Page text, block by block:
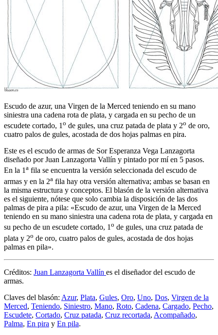
Escudo de azur, una Virgen de la Merced teniendo en su mano
siniestra una cadena rota de plata, y cargada en su pecho de un
escudete cortado, 1 o de gules, una cruz patada de plata y 2o de oro,
cuatro palos de gules, acostada de dos hojas palmas en pira.
Este es el escudo de armas de Sor Esperanza Vega Lanzagorta
diseñado por Juan Lanzagorta Vallín y pintado por mí en 5 pasos.
En la 1a fila se encuentra la versión seleccionada del escudo de
armas y en la 2a fila hay otra versión alternativa; ambas se basan en
la misma estructura y conceptos. El blasón de la versión alternativa
es el siguiente, nótese que solo cambia la disposición de las dos
palmas de pira a pila: «Escudo de azur, una Virgen de la Merced
teniendo en su mano siniestra una cadena rota de plata, y cargada en
su pecho de un escudete cortado, 1 o de gules, una cruz patada de
plata y 2o de oro, cuatro palos de gules, acostada de dos hojas
palmas en pila».
Créditos: Juan Lanzagorta Vallín es el diseñador del escudo de
armas.
Claves del blasón: Azur, Plata, Gules, Oro, Uno, Dos, Virgen de la
Merced, Teniendo, Siniestro, Mano, Roto, Cadena, Cargado, Pecho,
Escudete, Cortado, Cruz patada, Cruz recortada, Acompañado,
Palma, En pira y En pila.